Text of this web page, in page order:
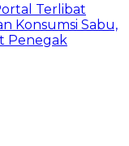
Terlibat
Konsumsi Sabu,
Penegak